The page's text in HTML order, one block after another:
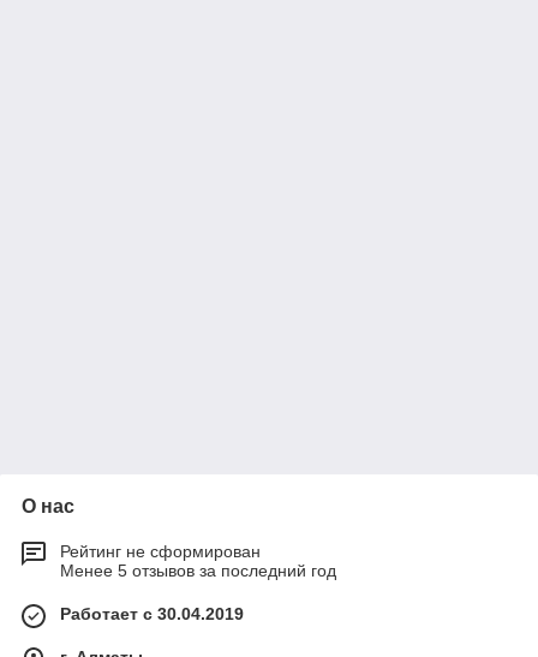
О нас
Рейтинг не сформирован
Менее 5 отзывов за последний год
Работает с 30.04.2019